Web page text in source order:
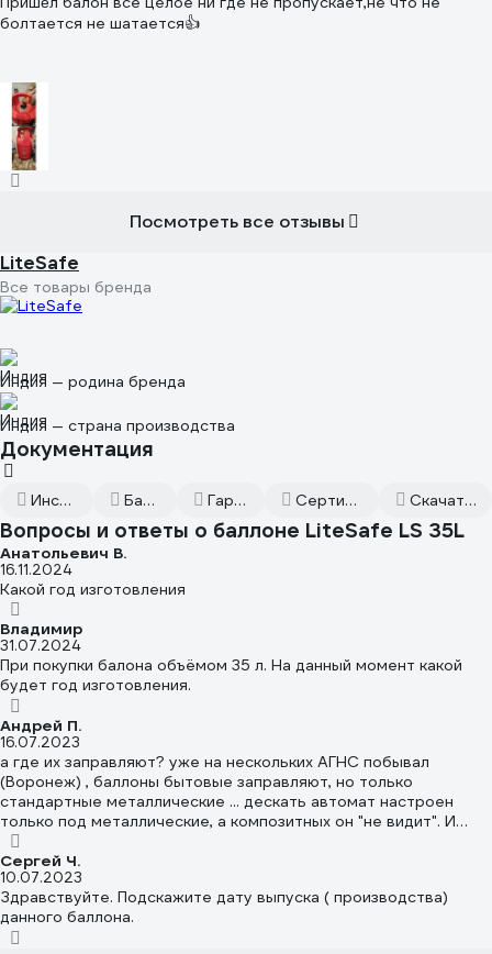
отказывают в предоставлении услуг
болтается не шатается👍
Посмотреть все отзывы
LiteSafe
Все товары бренда
Индия — родина бренда
Индия — страна производства
Документация
Инструкция к товару Баллоны LiteSafe Гарантийный талон Сертификаты соответствия Скачать всю документацию
Вопросы и ответы о баллоне LiteSafe LS 35L
Анатольевич В.
16.11.2024
Какой год изготовления
Владимир
31.07.2024
При покупки балона объёмом 35 л. На данный момент какой
будет год изготовления.
Андрей П.
16.07.2023
а где их заправляют? уже на нескольких АГНС побывал
(Воронеж) , баллоны бытовые заправляют, но только
стандартные металлические ... дескать автомат настроен
только под металлические, а композитных он "не видит". И
заправлять их запрещено, иначе штраф и т.п... Ну а если даже
и заправят композитный, то только нелегально, и чуток надо
им на лапу... не хочется как-то каждый раз выискивать место
где заправят и ещё и упрашивать. Сможете посоветовать как
их без проблем и легально заправлять? заранее спасибо!
Сергей Ч.
10.07.2023
Здравствуйте. Подскажите дату выпуска ( производства)
данного баллона.